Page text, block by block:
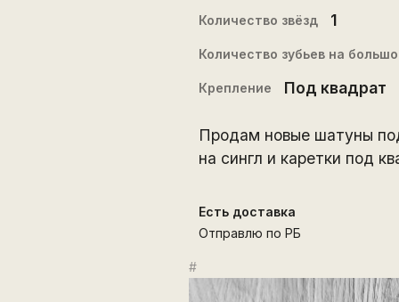
Количество звёзд 1
Количество зубьев на
Крепление Под квадрат
Продам новые шатуны
на сингл и каретки под
Есть доставка
Отправлю по РБ
#